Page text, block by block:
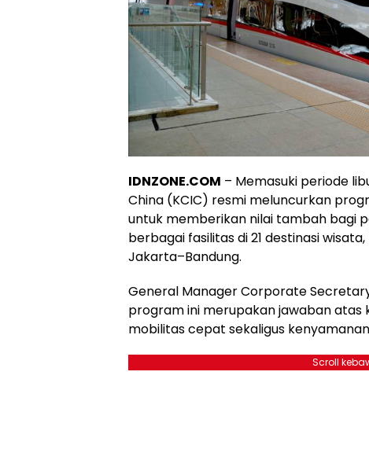
IDNZONE.COM – Memasuki periode
China (KCIC) resmi meluncurkan
untuk memberikan nilai tambah bagi
berbagai fasilitas di 21 destinasi
Jakarta–Bandung.
General Manager Corporate
program ini merupakan jawaban
mobilitas cepat sekaligus
Scroll